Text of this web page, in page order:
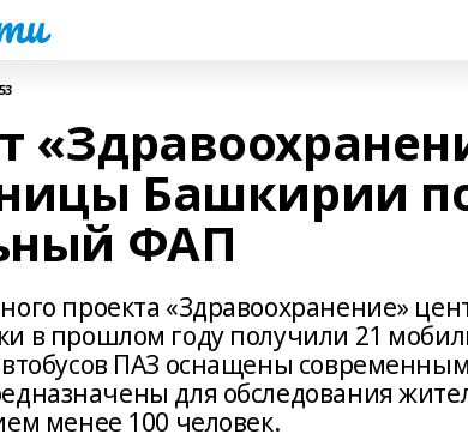
Башкирии
ФАП
проекта «Здравоохранение»
в прошлом году получили 21
ПАЗ оснащены
для обследования
менее 100 человек.